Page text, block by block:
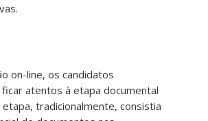
on-line, os candidatos
atentos à etapa documental
etapa, tradicionalmente, consistia